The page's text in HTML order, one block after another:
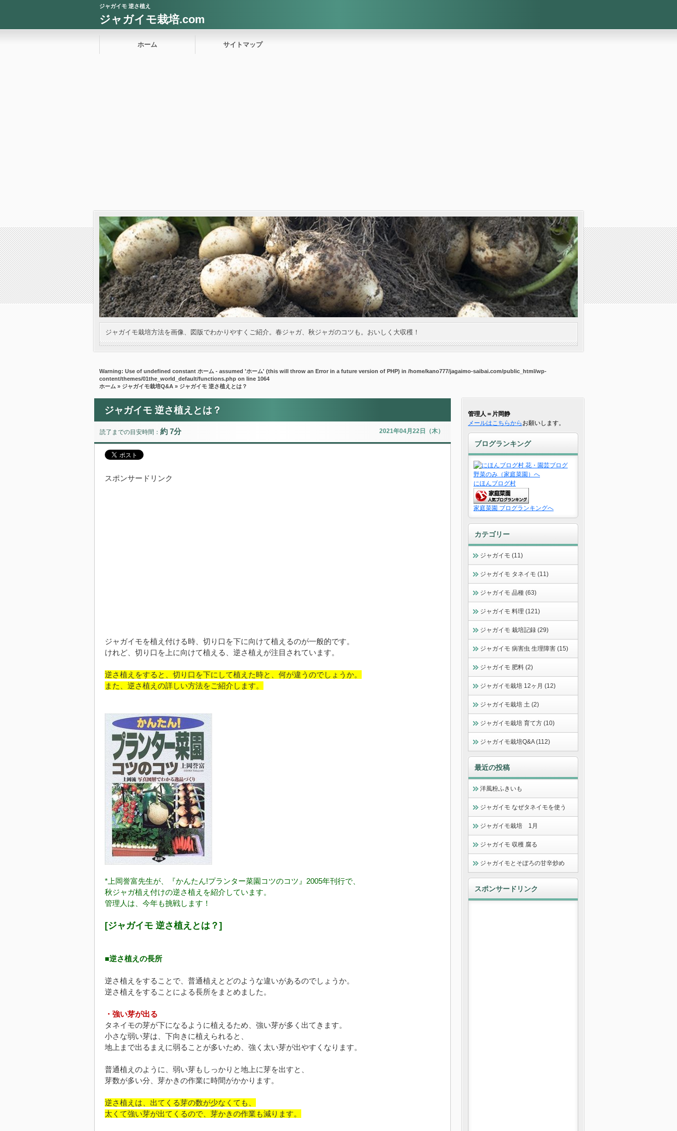
ジャガイモ 逆さ植え
ジャガイモ栽培.com
ホーム サイトマップ
ジャガイモ栽培方法を画像、図版でわかりやすくご紹介。春ジャガ、秋ジャガのコツも。おいしく大収穫！
Warning: Use of undefined constant ホーム - assumed 'ホーム' (this will throw an Error in a future version of PHP) in /home/kano777/jagaimo-saibai.com/public_html/wp-
content/themes/01the_world_default/functions.php on line 1064
ホーム » ジャガイモ栽培Q&A » ジャガイモ 逆さ植えとは？
ジャガイモ 逆さ植えとは？
読了までの目安時間： 約 7分 2021年04月22日（木）
スポンサードリンク
ジャガイモを植え付ける時、切り口を下に向けて植えるのが一般的です。
けれど、切り口を上に向けて植える、逆さ植えが注目されています。
逆さ植えをすると、切り口を下にして植えた時と、何が違うのでしょうか。
また、逆さ植えの詳しい方法をご紹介します。
*上岡誉富先生が、『かんたん!プランター菜園コツのコツ』2005年刊行で、
秋ジャガ植え付けの逆さ植えを紹介しています。
管理人は、今年も挑戦します！
[ジャガイモ 逆さ植えとは？]
■逆さ植えの長所
逆さ植えをすることで、普通植えとどのような違いがあるのでしょうか。
逆さ植えをすることによる長所をまとめました。
・強い芽が出る
タネイモの芽が下になるように植えるため、強い芽が多く出てきます。
小さな弱い芽は、下向きに植えられると、
地上まで出るまえに弱ることが多いため、強く太い芽が出やすくなります。
普通植えのように、弱い芽もしっかりと地上に芽を出すと、
芽数が多い分、芽かきの作業に時間がかかります。
逆さ植えは、出てくる芽の数が少なくても、
太くて強い芽が出てくるので、芽かきの作業も減ります。
管理人＝片岡静
メールはこちらから お願いします。
ブログランキング
にほんブログ村
家庭菜園 ブログランキングへ
カテゴリー
ジャガイモ (11)
ジャガイモ タネイモ (11)
ジャガイモ 品種 (63)
ジャガイモ 料理 (121)
ジャガイモ 栽培記録 (29)
ジャガイモ 病害虫 生理障害 (15)
ジャガイモ 肥料 (2)
ジャガイモ栽培 12ヶ月 (12)
ジャガイモ栽培 土 (2)
ジャガイモ栽培 育て方 (10)
ジャガイモ栽培Q&A (112)
最近の投稿
洋風粉ふきいも
ジャガイモ なぜタネイモを使う
ジャガイモ栽培 1月
ジャガイモ 収穫 腐る
ジャガイモとそぼろの甘辛炒め
スポンサードリンク